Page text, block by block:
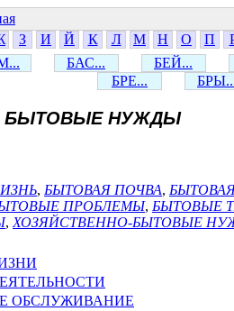
З И Й К Л М Н О П
БАС...
БЕЙ...
БРЕ...
БЫТОВЫЕ НУЖДЫ
, БЫТОВАЯ ПОЧВА,
ПРОБЛЕМЫ, БЫТОВЫЕ
, ХОЗЯЙСТВЕННО-БЫТОВЫЕ
ОБСЛУЖИВАНИЕ